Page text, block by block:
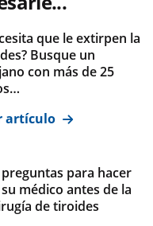
que le extirpen la
Busque un
con más de 25
artículo
para hacer
médico antes de la
de tiroides